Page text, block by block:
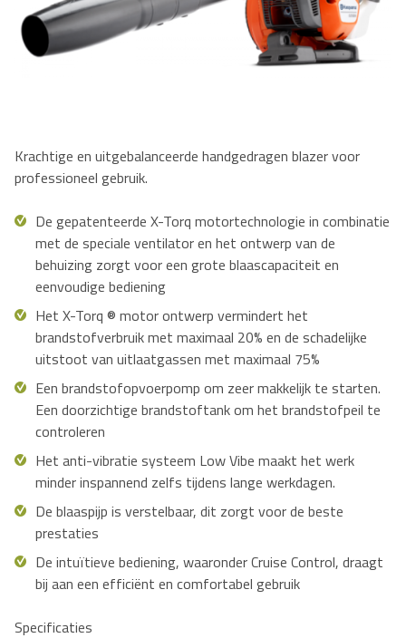
Krachtige en uitgebalanceerde handgedragen blazer voor
professioneel gebruik.
De gepatenteerde X-Torq motortechnologie in combinatie
met de speciale ventilator en het ontwerp van de
behuizing zorgt voor een grote blaascapaciteit en
eenvoudige bediening
Het X-Torq ® motor ontwerp vermindert het
brandstofverbruik met maximaal 20% en de schadelijke
uitstoot van uitlaatgassen met maximaal 75%
Een brandstofopvoerpomp om zeer makkelijk te starten.
Een doorzichtige brandstoftank om het brandstofpeil te
controleren
Het anti-vibratie systeem Low Vibe maakt het werk
minder inspannend zelfs tijdens lange werkdagen.
De blaaspijp is verstelbaar, dit zorgt voor de beste
prestaties
De intuïtieve bediening, waaronder Cruise Control, draagt
bij aan een efficiënt en comfortabel gebruik
Specificaties